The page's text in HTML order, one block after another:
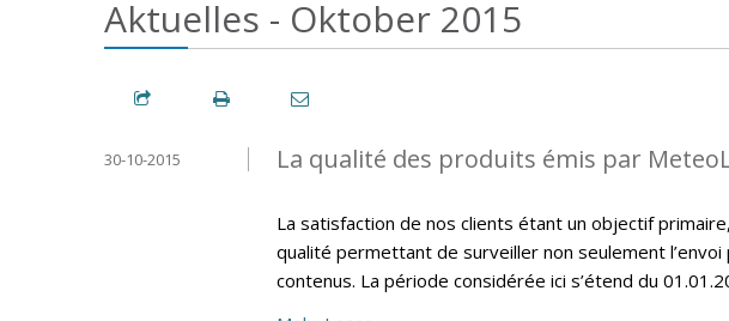
Aktuelles - Oktober 2015
La qualité des produits émis par
30-10-2015
La satisfaction de nos clients étant un objectif
qualité permettant de surveiller non seulement
contenus. La période considérée ici s’étend du